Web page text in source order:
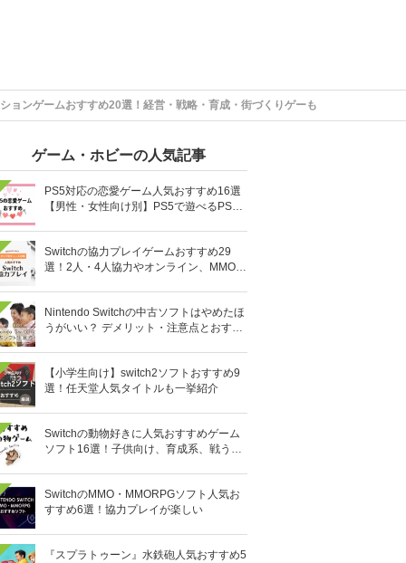
ョンゲームおすすめ20選！経営・戦略・育成・街づくりゲーも
ゲーム・ホビーの人気記事
PS5対応の恋愛ゲーム人気おすすめ16選
【男性・女性向け別】PS5で遊べるPS4
Switchの協力プレイゲームおすすめ29
選！2人・4人協力やオンライン、MMOR
Nintendo Switchの中古ソフトはやめたほ
うがいい？ デメリット・注意点とおすす
【小学生向け】switch2ソフトおすすめ9
選！任天堂人気タイトルも一挙紹介
Switchの動物好きに人気おすすめゲーム
ソフト16選！子供向け、育成系、戦う格
SwitchのMMO・MMORPGソフト人気お
すすめ6選！協力プレイが楽しい
『スプラトゥーン』水鉄砲人気おすすめ5